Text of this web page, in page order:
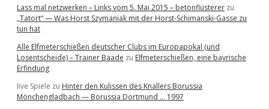
Lass mal netzwerken – Links vom 5. Mai 2015 – betonflüsterer zu
„Tatort“ — Was Horst Szymaniak mit der Horst-Schimanski-Gasse zu
tun hat
Alle Elfmeterschießen deutscher Clubs im Europapokal (und
Losentscheide) – Trainer Baade zu Elfmeterschießen, eine bayrische
Erfindung
live Spiele zu Hinter den Kulissen des Knallers Borussia
Mönchengladbach — Borussia Dortmund … 1997